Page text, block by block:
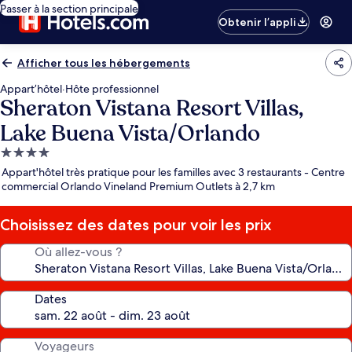
Passer à la section principale
Obtenir l’appli
Afficher tous les hébergements
Appart’hôtel·Hôte professionnel
Sheraton Vistana Resort Villas,
Lake Buena Vista/Orlando
Hébergement
4.0 étoiles
Appart'hôtel très pratique pour les familles avec 3 restaurants - Centre
commercial Orlando Vineland Premium Outlets à 2,7 km
Choisissez des dates pour voir les prix
Où allez-vous ?
Dates
Voyageurs